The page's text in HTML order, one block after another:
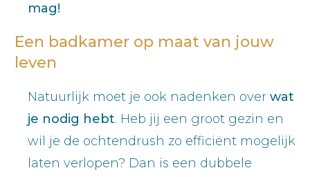
mag!
Een badkamer op maat van jouw
leven
Natuurlijk moet je ook nadenken over wat
je nodig hebt. Heb jij een groot gezin en
wil je de ochtendrush zo efficiënt mogelijk
laten verlopen? Dan is een dubbele